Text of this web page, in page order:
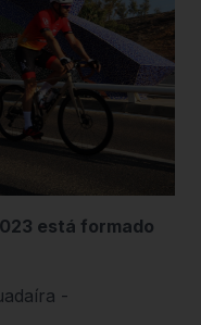
está formado
-